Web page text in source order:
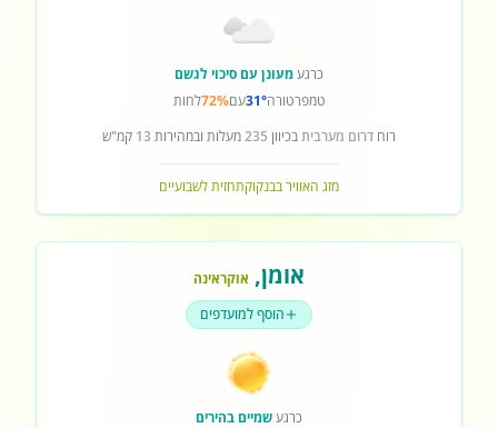
כרגעמעונן עם סיכוי לגשם
טמפרטורה31°עם72%לחות
רוח דרום מערביתבכיוון 235מעלות ובמהירות 13 קמ"ש
מזג האוויר בבנקוקתחזית לשבועיים
אומן, אוקראינה
הוסף למועדפים
כרגעשמיים בהירים